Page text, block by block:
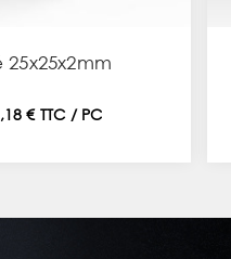
€ TTC / PC